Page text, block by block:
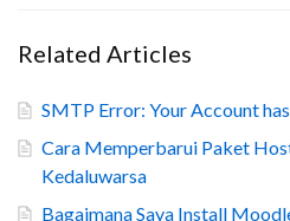
Related Articles
SMTP Error: Your Account
Cara Memperbarui Paket
Kedaluwarsa
Bagaimana Saya Install